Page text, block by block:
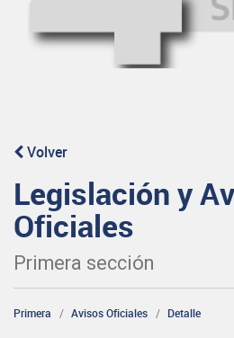
Volver
Legislación y
Oficiales
Primera sección
Primera Avisos Oficiales Detalle